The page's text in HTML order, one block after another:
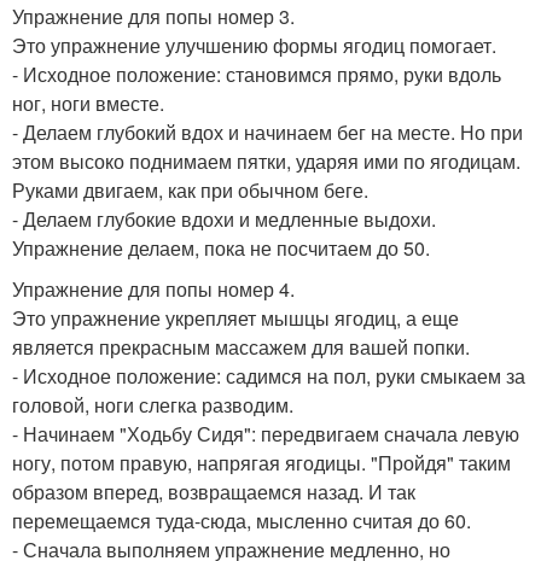
Упражнение для попы номер 3.
Это упражнение улучшению формы ягодиц помогает.
- Исходное положение: становимся прямо, руки вдоль
ног, ноги вместе.
- Делаем глубокий вдох и начинаем бег на месте. Но при
этом высоко поднимаем пятки, ударяя ими по ягодицам.
Руками двигаем, как при обычном беге.
- Делаем глубокие вдохи и медленные выдохи.
Упражнение делаем, пока не посчитаем до 50.
Упражнение для попы номер 4.
Это упражнение укрепляет мышцы ягодиц, а еще
является прекрасным массажем для вашей попки.
- Исходное положение: садимся на пол, руки смыкаем за
головой, ноги слегка разводим.
- Начинаем "Ходьбу Сидя": передвигаем сначала левую
ногу, потом правую, напрягая ягодицы. "Пройдя" таким
образом вперед, возвращаемся назад. И так
перемещаемся туда-сюда, мысленно считая до 60.
- Сначала выполняем упражнение медленно, но